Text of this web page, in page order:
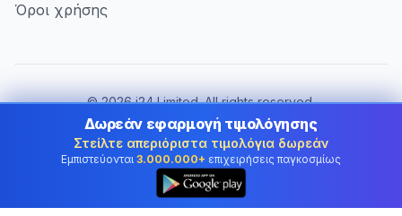
Όροι χρήσης
©2026i24 Limited. All rights reserved.
Εξυπηρετώντας επιχειρήσεις στην Cyprus
Αλλαγή χώρας:
Cyprus
Δωρεάν εφαρμογή τιμολόγησης
Στείλτε απεριόριστα τιμολόγια δωρεάν
Εμπιστεύονται 3.000.000+ επιχειρήσεις παγκοσμίως